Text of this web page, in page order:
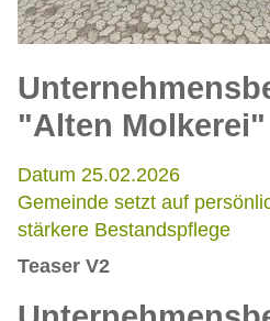
"Alten Molkerei"
Datum 25.02.2026
Gemeinde setzt auf
stärkere Bestandspflege
Teaser V2